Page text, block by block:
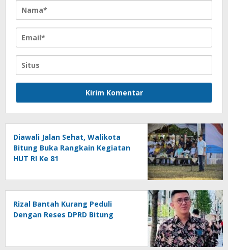
Diawali Jalan Sehat, Walikota
Bitung Buka Rangkain Kegiatan
HUT RI Ke 81
Rizal Bantah Kurang Peduli
Dengan Reses DPRD Bitung